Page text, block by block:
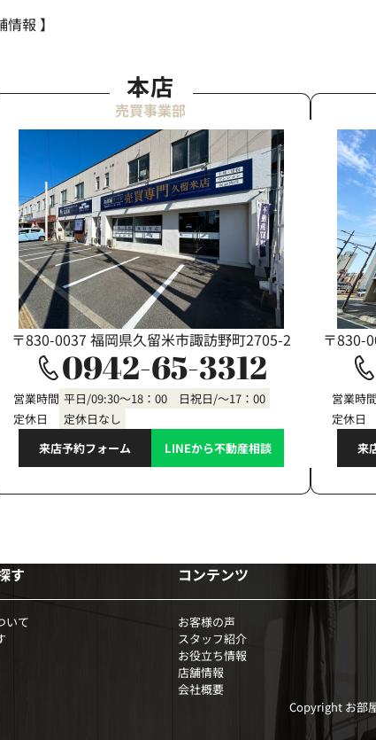
情報 】
本店
売買事業部
〒830-0037 福岡県久留米市諏訪野町2705-2
0942-65-3312
営業時間 平日/09:30～18：00 日祝日/～17：00
定休日
定休日なし
来店予約フォーム
LINEから不動産相談
〒830-
営業時
定休日
来
す
いて
コンテンツ
お客様の声
スタッフ紹介
お役立ち情報
店舗情報
会社概要
Copyright お部